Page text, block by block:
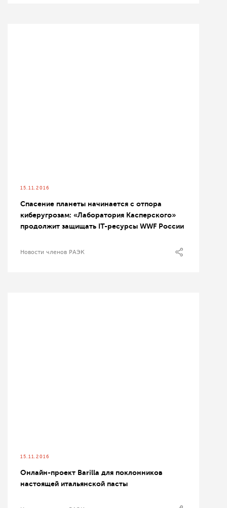
15.11.2016
Спасение планеты начинается с отпора
киберугрозам: «Лаборатория Касперского»
продолжит защищать IT-ресурсы WWF России
Новости членов РАЭК
15.11.2016
Онлайн-проект Barilla для поклонников
настоящей итальянской пасты